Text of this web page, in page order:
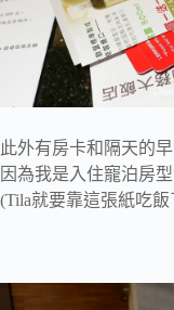
此外有房卡和隔天的
因為我是入住寵泊房
(Tila就要靠這張紙吃飯